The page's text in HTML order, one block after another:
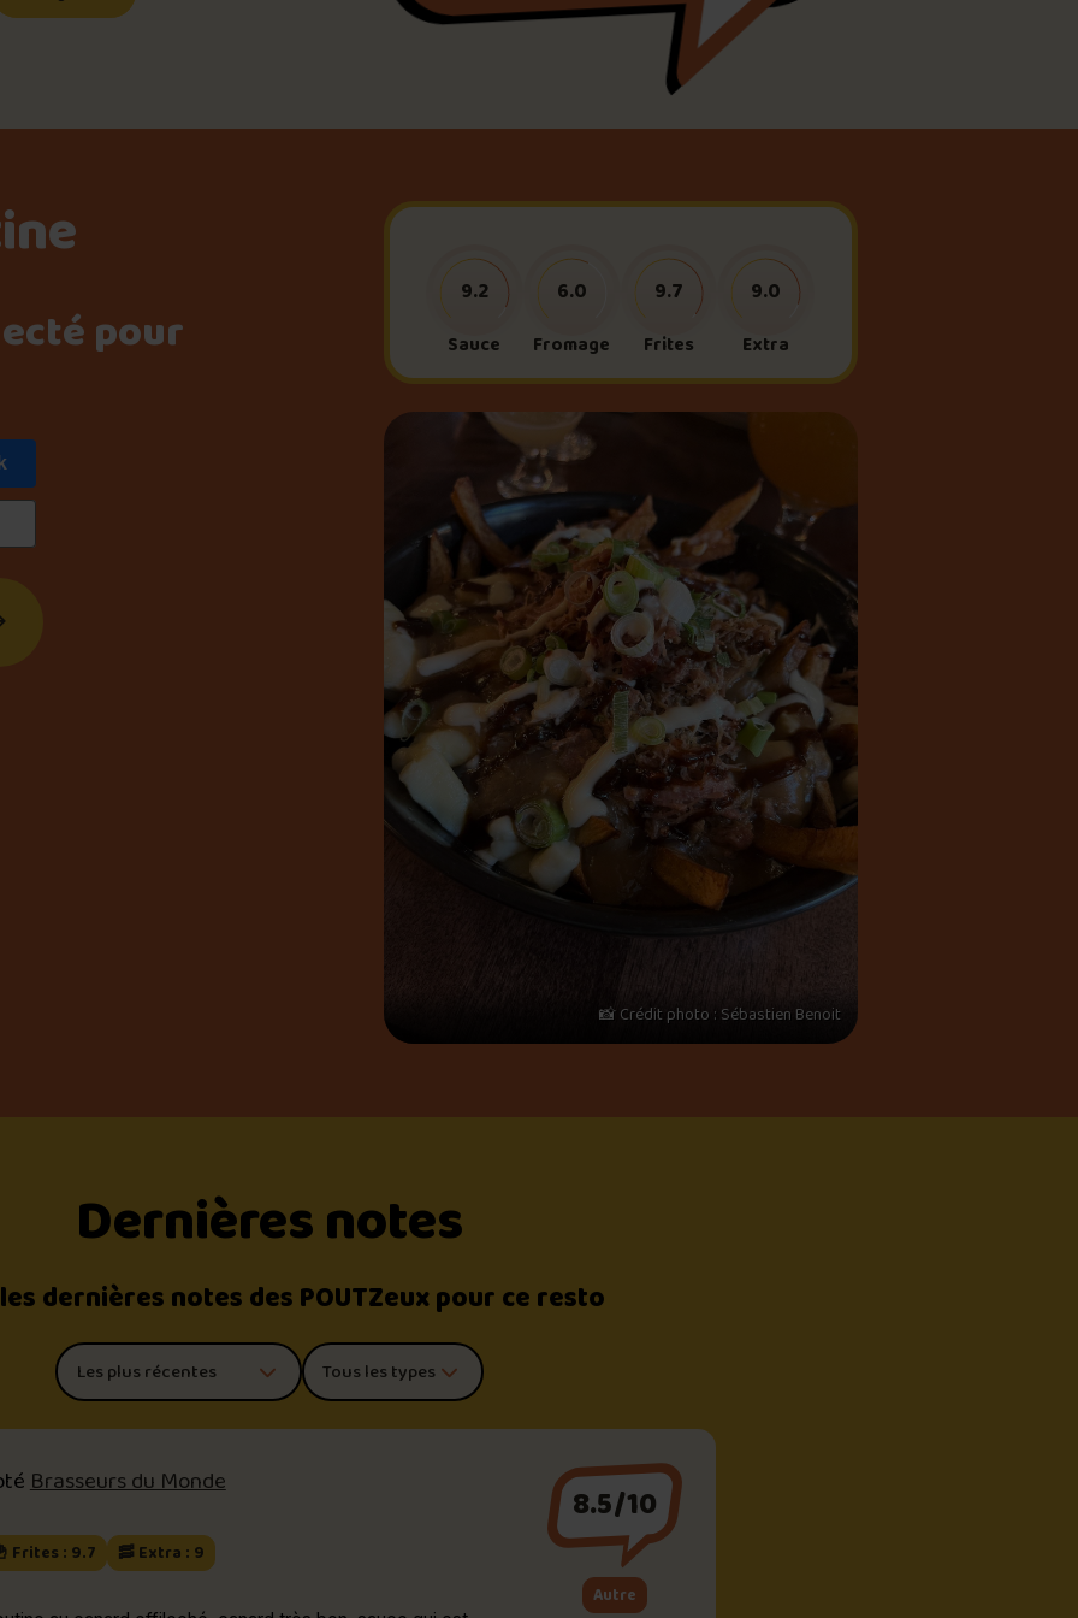
Le palmarès d’Olivier Primeau
Foire aux questions
pour Sauce
9.2
Fromage
6.0
Frites
9.7
Extra
9.0
📸 Crédit photo : Sébastien Benoit
Dernières notes
dernières notes des POUTZeux pour ce resto
Trier les commentaires
Filtrer par type de poutine
Brasseurs du Monde
Frites : 9.7 🥓 Extra : 9
8.5/10
Autre